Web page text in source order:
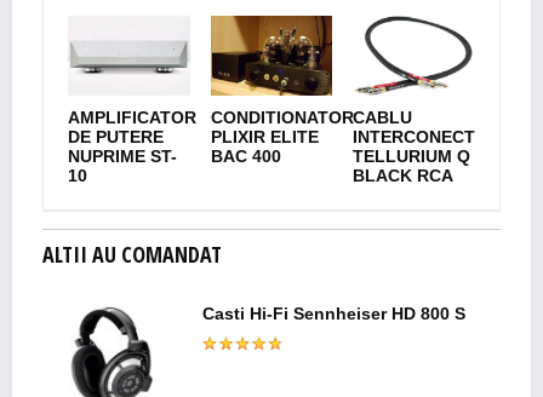
AMPLIFICATOR
DE PUTERE
NUPRIME ST-
10
CONDITIONATOR
PLIXIR ELITE
BAC 400
CABLU
INTERCONECT
TELLURIUM Q
BLACK RCA
ALTII AU COMANDAT
Casti Hi-Fi Sennheiser HD 800 S